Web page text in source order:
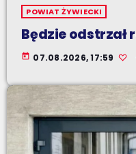
POWIAT ŻYWIECKI
Będzie odstrzał
today 07.08.2026, 17:59